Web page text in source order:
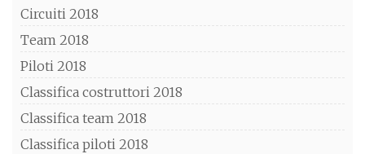
Circuiti 2018
Team 2018
Piloti 2018
Classifica costruttori 2018
Classifica team 2018
Classifica piloti 2018